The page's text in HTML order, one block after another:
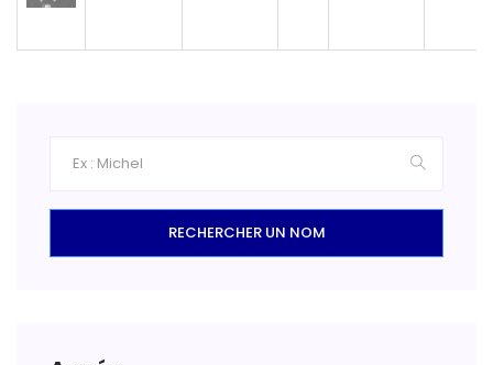
RECHERCHER UN NOM